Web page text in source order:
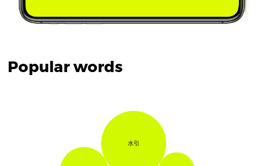
Popular words
水引